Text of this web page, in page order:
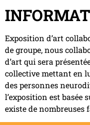
Exposition d’art
de groupe, nous
d’art qui sera
collective mettant en
des personnes
l’exposition est basée
existe de nombreuses